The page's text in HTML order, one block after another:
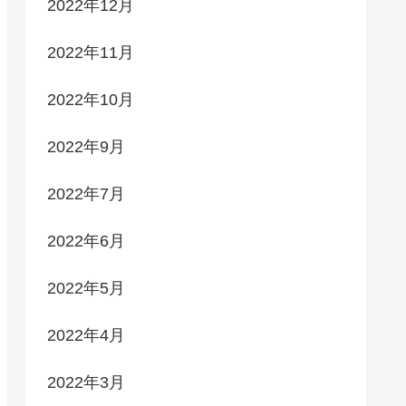
2022年12月
2022年11月
2022年10月
2022年9月
2022年7月
2022年6月
2022年5月
2022年4月
2022年3月